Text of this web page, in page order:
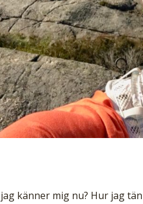
känner mig nu? Hur jag